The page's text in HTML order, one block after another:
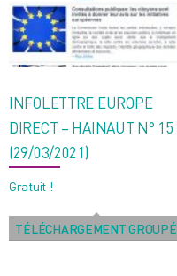
ancien
INFOLETTRE EUROPE
DIRECT – HAINAUT N° 15
(29/03/2021)
Gratuit !
TÉLÉCHARGEMENT GROUPÉ